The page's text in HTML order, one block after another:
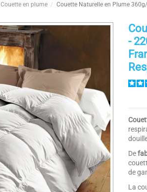
Couette en plume Couette Naturelle en Plume
-
De
de
La